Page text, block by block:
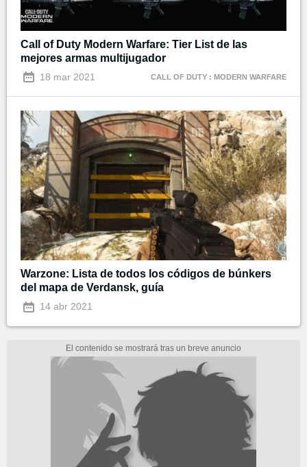
Call of Duty Modern Warfare: Tier List de las
mejores armas multijugador
18 mar 2021 CALL OF DUTY : MODERN WARFARE
Warzone: Lista de todos los códigos de búnkers
del mapa de Verdansk, guía
14 abr 2021